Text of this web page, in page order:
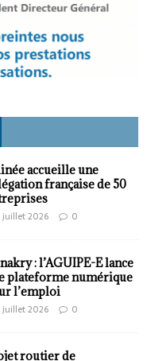
et les
le
accueille une
française de 50
juillet 2026 0
: l’AGUIPE-E lance
plateforme numérique
l’emploi
juillet 2026 0
routier de